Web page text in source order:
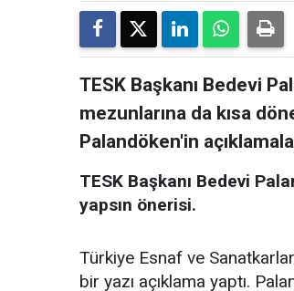
TESK Başkanı Bedevi
mezunlarına da kısa
Palandöken'in
TESK Başkanı Bedevi
yapsın önerisi.
Türkiye Esnaf ve
bir yazı açıklama yaptı.